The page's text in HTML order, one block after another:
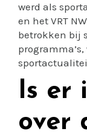
werd als
en het VRT
betrokken bij
Is er
over